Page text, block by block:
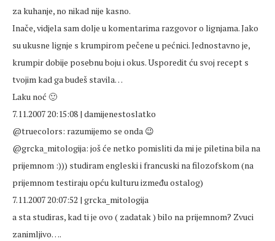
za kuhanje, no nikad nije kasno.
Inače, vidjela sam dolje u komentarima razgovor o lignjama. Jako
su ukusne lignje s krumpirom pečene u pećnici. Jednostavno je,
krumpir dobije posebnu boju i okus. Usporedit ću svoj recept s
tvojim kad ga budeš stavila…
Laku noć 🙂
7.11.2007 20:15:08 | damijenestoslatko
@truecolors: razumijemo se onda 😉
@grcka_mitologija: još će netko pomisliti da mi je piletina bila na
prijemnom :))) studiram engleski i francuski na filozofskom (na
prijemnom testiraju opću kulturu između ostalog)
7.11.2007 20:07:52 | grcka_mitologija
a sta studiras, kad ti je ovo ( zadatak ) bilo na prijemnom? Zvuci
zanimljivo….